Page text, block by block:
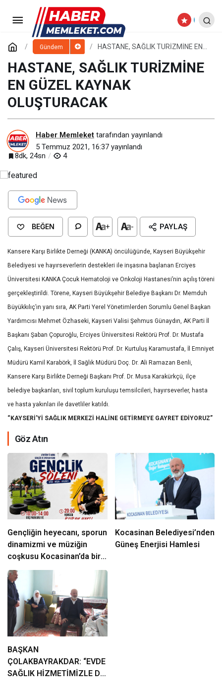
Gündem
HASTANE, SAĞLIK TURİZMİNE EN
HASTANE, SAĞLIK TURİZMİNE
EN GÜZEL KAYNAK
OLUŞTURACAK
Haber Memleket tarafından yayınlandı
5 Temmuz 2021, 16:37 yayınlandı
8dk, 24sn
4
BEĞEN + - PAYLAŞ
Kansere Karşı Birlikte Derneği (KANKA) öncülüğünde, Kayseri Büyükşehir
Belediyesi ve hayırseverlerin destekleri ile inşasına başlanan Erciyes
Üniversitesi KANKA Çocuk Hematoloji ve Onkoloji Hastanesi’nin açılış töreni
gerçekleştirildi. Törene, Kayseri Büyükşehir Belediye Başkanı Dr. Memduh
Büyükkılıç’ın yanı sıra, AK Parti Yerel Yönetimlerden Sorumlu Genel Başkan
Yardımcısı Mehmet Özhaseki, Kayseri Valisi Şehmus Günaydın, AK Parti İl
Başkanı Şaban Çopuroğlu, Erciyes Üniversitesi Rektörü Prof. Dr. Mustafa
Çalış, Kayseri Üniversitesi Rektörü Prof. Dr. Kurtuluş Karamustafa, İl Emniyet
Müdürü Kamil Karabörk, İl Sağlık Müdürü Doç. Dr. Ali Ramazan Benli,
Kansere Karşı Birlikte Derneği Başkanı Prof. Dr. Musa Karakürkçü, ilçe
belediye başkanları, sivil toplum kuruluşu temsilcileri, hayırseverler, hasta
ve hasta yakınları ile davetliler katıldı.
“KAYSERİ’Yİ SAĞLIK MERKEZİ HALİNE GETİRMEYE GAYRET EDİYORUZ”
Göz Atın
Gençliğin heyecanı, sporun
dinamizmi ve müziğin
coşkusu Kocasinan’da bir
araya geliyor!
Kocasinan Belediyesi’nden
Güneş Enerjisi Hamlesi
BAŞKAN
ÇOLAKBAYRAKDAR: “EVDE
SAĞLIK HİZMETİMİZLE DE
KOCASİNAN BELEDİYESİ’NDEN
DAHA MODERN VE DAHA FONKSİYONEL
PARKLAR
Yorum Yap